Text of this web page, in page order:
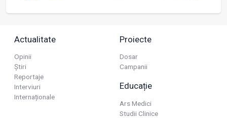
Actualitate
Opinii
Știri
Reportaje
Interviuri
Internaționale
Proiecte
Dosar
Campanii
Educație
Ars Medici
Studii Clinice